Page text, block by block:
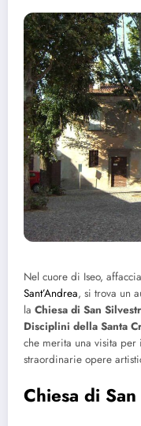
Nel cuore di Iseo,
Sant’Andrea, si trova un
la Chiesa di San
Disciplini della Santa
che merita una visita per
straordinarie opere
Chiesa di